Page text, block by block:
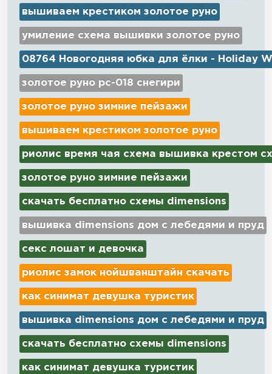
вышиваем крестиком золотое руно
умиление схема вышивки золотое руно
08764 Новогодняя юбка для ёлки - Holiday
золотое руно рс-018 снегири
золотое руно зимние пейзажи
вышиваем крестиком золотое руно
риолис время чая схема вышивка крестом
золотое руно зимние пейзажи
скачать бесплатно схемы dimensions
вышивка dimensions дом с лебедями и пруд
секс лошат и девочка
риолис замок нойшванштайн скачать
как синимат девушка туристик
вышивка dimensions дом с лебедями и пруд
скачать бесплатно схемы dimensions
как синимат девушка туристик